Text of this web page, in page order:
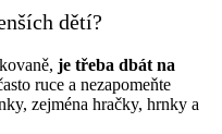
dětí?
je třeba dbát na
ruce a nezapomeňte
zejména hračky, hrnky a